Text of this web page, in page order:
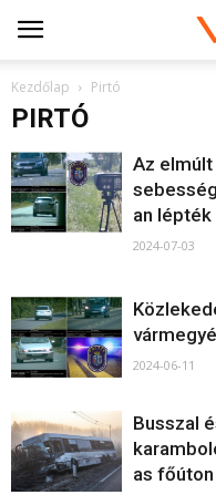
Kezdőlap Pirtó
PIRTÓ
Az
an
2024-07-03
2024-06-11
Busszal
as főúton